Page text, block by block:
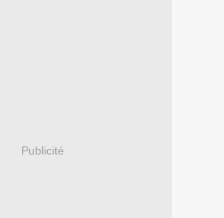
Publicité